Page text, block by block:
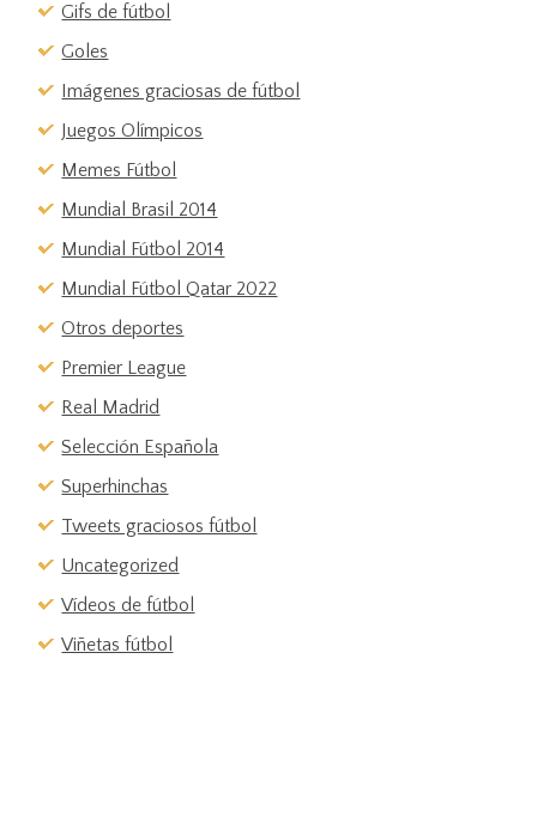
Gifs de fútbol
Goles
Imágenes graciosas de fútbol
Juegos Olímpicos
Memes Fútbol
Mundial Brasil 2014
Mundial Fútbol 2014
Mundial Fútbol Qatar 2022
Otros deportes
Premier League
Real Madrid
Selección Española
Superhinchas
Tweets graciosos fútbol
Uncategorized
Vídeos de fútbol
Viñetas fútbol